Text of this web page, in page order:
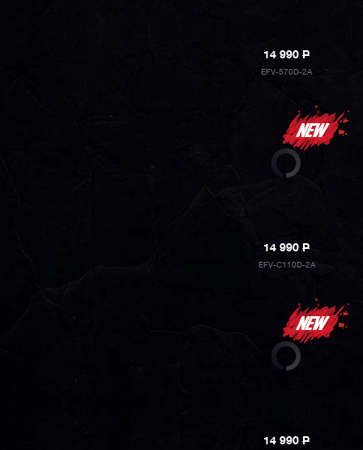
14 990P
EFV-570D-2A
14 990P
EFV-C110D-2A
14 990P